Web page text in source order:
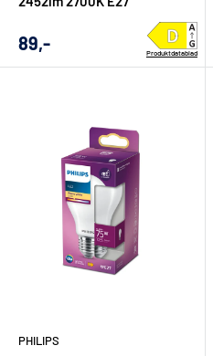
Udsalgs
89,- Produktdatablad
PHILIPS